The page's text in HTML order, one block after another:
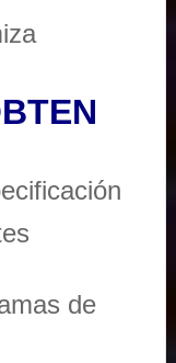
de